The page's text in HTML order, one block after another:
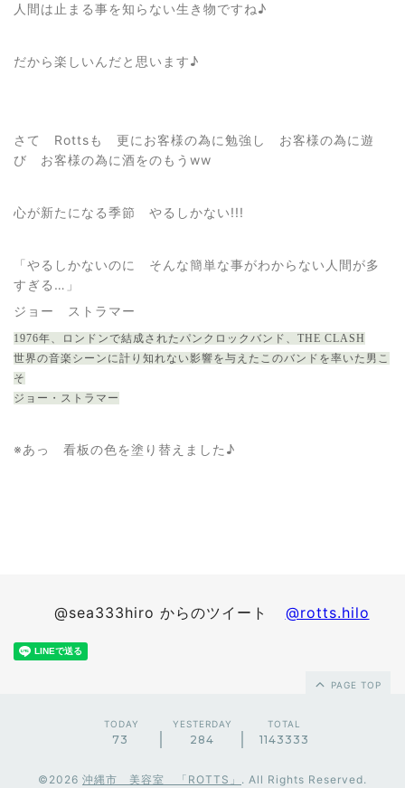
人間は止まる事を知らない生き物ですね♪
だから楽しいんだと思います♪
さて Rottsも 更にお客様の為に勉強し お客様の為に遊
び お客様の為に酒をのもうww
心が新たになる季節 やるしかない!!!
「やるしかないのに そんな簡単な事がわからない人間が多
すぎる…」
ジョー ストラマー
1976年、ロンドンで結成されたパンクロックバンド、THE CLASH
世界の音楽シーンに計り知れない影響を与えたこのバンドを率いた男こ
そ
ジョー・ストラマー
※あっ 看板の色を塗り替えました♪
@sea333hiro からのツイート @rotts.hilo
PAGE TOP
TODAY
73
YESTERDAY
284
TOTAL
1143333
©2026 沖縄市 美容室 「ROTTS」 . All Rights Reserved.